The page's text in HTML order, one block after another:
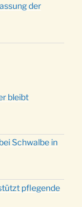
der
bleibt
Schwalbe in
pflegende